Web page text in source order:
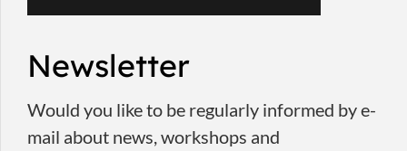
Newsletter
Would you like to be regularly informed by e-
mail about news, workshops and